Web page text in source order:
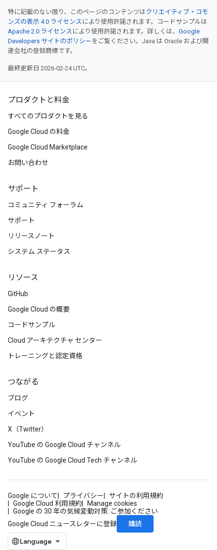
特に記載のない限り、このページのコンテンツはクリエイティブ・コモ
ンズの表示 4.0 ライセンス により使用許諾されます。コードサンプルは
Apache 2.0 ライセンス により使用許諾されます。詳しくは、 Google
Developers サイトのポリシー をご覧ください。Java は Oracle および関
連会社の登録商標です。
最終更新日 2026-02-24 UTC。
プロダクトと料金
すべてのプロダクトを見る
Google Cloud の料金
Google Cloud Marketplace
お問い合わせ
サポート
コミュニティ フォーラム
サポート
リリースノート
システム ステータス
リソース
GitHub
Google Cloud の概要
コードサンプル
Cloud アーキテクチャ センター
トレーニングと認定資格
つながる
ブログ
イベント
X（Twitter）
YouTube の Google Cloud チャンネル
YouTube の Google Cloud Tech チャンネル
Google について プライバシー
サイトの利用規約
Google Cloud 利用規約
Manage cookies
Google の 30 年の気候変動対策: ご参加ください
Google Cloud ニュースレターに登録
購読